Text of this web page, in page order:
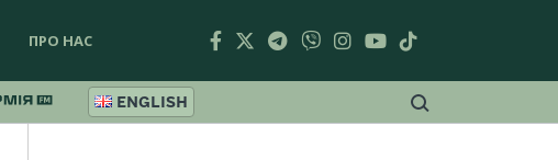
ПРО НАС
ENGLISH